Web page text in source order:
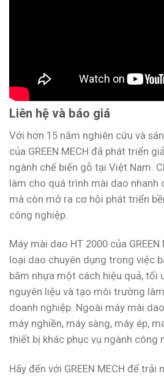
Liên hệ và báo giá
Với hơn 15 năm nghiên cứu và
của GREEN MECH đã phát triển
ngành chế biến gỗ tại Việt Nam.
làm cho quá trình mài dao nhanh
mà còn mở ra cơ hội phát triển
công nghiệp.
Máy mài dao HT 2000 của
loại dao chuyên dụng trong việc
băm nhựa một cách hiệu quả, tối
nguyên liệu và tạo môi trường
doanh nghiệp. Ngoài máy mài
máy nghiền, máy sàng, máy ép,
thiết bị khác phục vụ ngành công
Hãy đến với GREEN MECH để trải